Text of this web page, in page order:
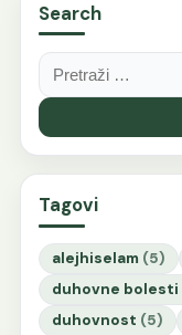
Search
Pretraga:
Tagovi
alejhiselam (5)
duhovne bolesti
duhovnost (5)